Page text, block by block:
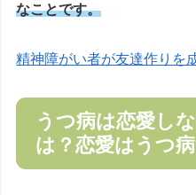
なことです。
精神障がい者が友達作りを
うつ病は恋愛し
は？恋愛はうつ